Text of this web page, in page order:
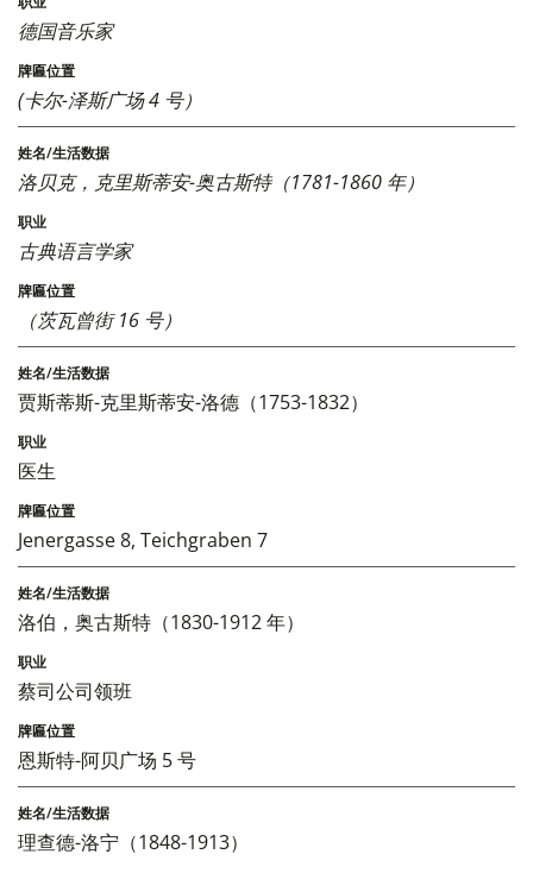
德国音乐家
(卡尔-泽斯广场 4 号）
洛贝克，克里斯蒂安-奥古斯特（1781-1860 年）
古典语言学家
（茨瓦曾街 16 号）
贾斯蒂斯-克里斯蒂安-洛德（1753-1832）
医生
Jenergasse 8, Teichgraben 7
洛伯，奥古斯特（1830-1912 年）
蔡司公司领班
恩斯特-阿贝广场 5 号
理查德-洛宁（1848-1913）